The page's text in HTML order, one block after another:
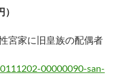
宮家に旧皇族の配偶者
00000090-san-